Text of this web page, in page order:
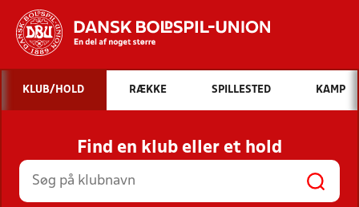
Hvad vil du søge efter?
INDHOLD OG NYHEDER
STILLINGER, RESULTATER, KLUBBER OG
HOLD
KLUB/HOLD RÆKKE SPILLESTED KAMP
Find en klub eller et hold